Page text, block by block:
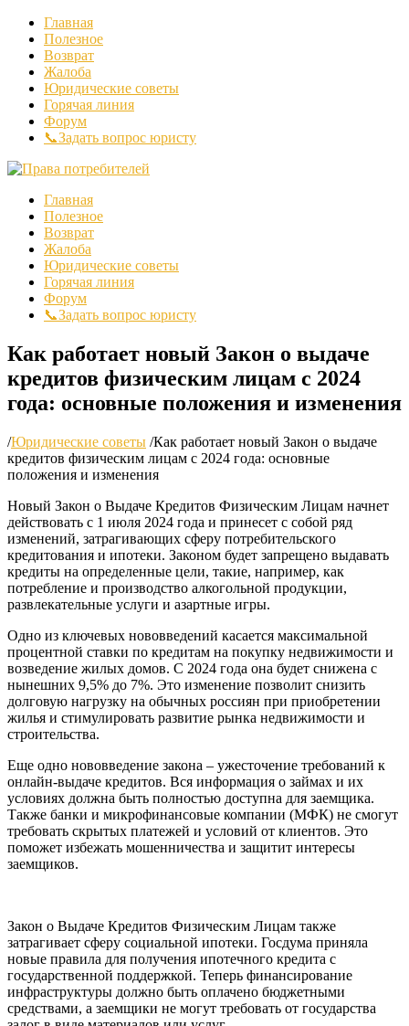
Главная
Полезное
Возврат
Жалоба
Юридические советы
Горячая линия
Форум
📞Задать вопрос юристу
Главная
Полезное
Возврат
Жалоба
Юридические советы
Горячая линия
Форум
📞Задать вопрос юристу
Как работает новый Закон о выдаче
кредитов физическим лицам с 2024
года: основные положения и изменения
/Юридические советы /Как работает новый Закон о выдаче
кредитов физическим лицам с 2024 года: основные
положения и изменения
Новый Закон о Выдаче Кредитов Физическим Лицам начнет
действовать с 1 июля 2024 года и принесет с собой ряд
изменений, затрагивающих сферу потребительского
кредитования и ипотеки. Законом будет запрещено выдавать
кредиты на определенные цели, такие, например, как
потребление и производство алкогольной продукции,
развлекательные услуги и азартные игры.
Одно из ключевых нововведений касается максимальной
процентной ставки по кредитам на покупку недвижимости и
возведение жилых домов. С 2024 года она будет снижена с
нынешних 9,5% до 7%. Это изменение позволит снизить
долговую нагрузку на обычных россиян при приобретении
жилья и стимулировать развитие рынка недвижимости и
строительства.
Еще одно нововведение закона – ужесточение требований к
онлайн-выдаче кредитов. Вся информация о займах и их
условиях должна быть полностью доступна для заемщика.
Также банки и микрофинансовые компании (МФК) не смогут
требовать скрытых платежей и условий от клиентов. Это
поможет избежать мошенничества и защитит интересы
заемщиков.
Закон о Выдаче Кредитов Физическим Лицам также
затрагивает сферу социальной ипотеки. Госдума приняла
новые правила для получения ипотечного кредита с
государственной поддержкой. Теперь финансирование
инфраструктуры должно быть оплачено бюджетными
средствами, а заемщики не могут требовать от государства